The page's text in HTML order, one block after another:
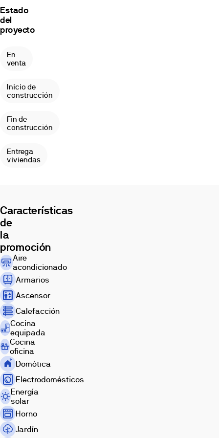
Estado
del
proyecto
En
venta
Inicio de
construcción
Fin de
construcción
Entrega
viviendas
Características
de
la
promoción
Aire
acondicionado
Armarios
Ascensor
Calefacción
Cocina
equipada
Cocina
oficina
Domótica
Electrodomésticos
Energía
solar
Horno
Jardín
Piscina
Piso
piloto
Videos
Imágenes,
infografías
y
recreaciones
3D
con
fines
ilustrativos.
El
amueblamiento,
elementos